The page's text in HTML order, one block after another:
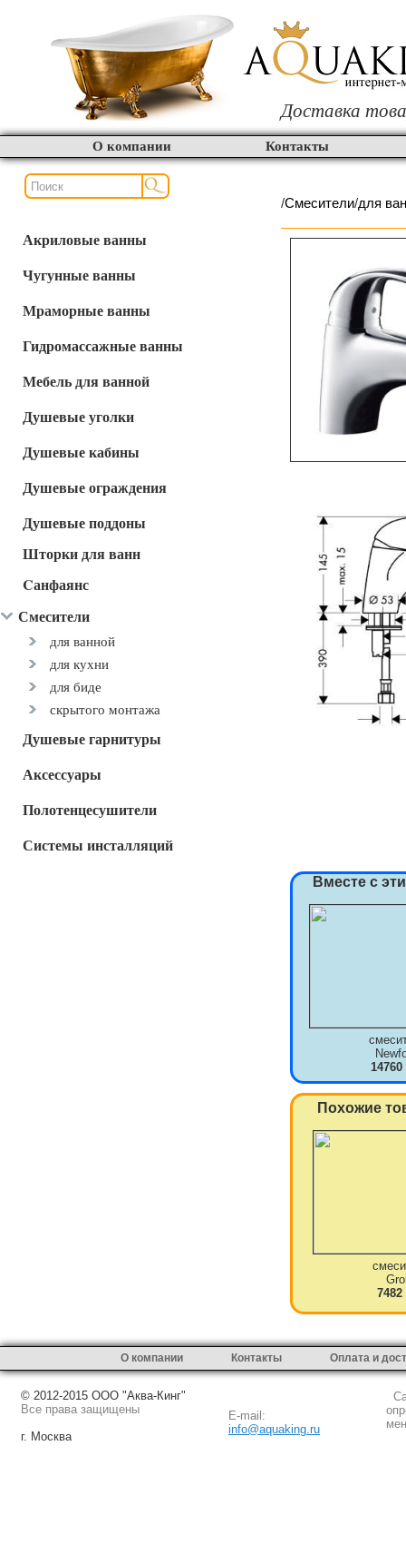
Доставка
О компании Контакты
Акриловые ванны
Чугунные ванны
Мраморные ванны
Гидромассажные ванны
Мебель для ванной
Душевые уголки
Душевые кабины
Душевые ограждения
Душевые поддоны
Шторки для ванн
Cанфаянс
Смесители
для ванной
для кухни
для биде
скрытого монтажа
Душевые гарнитуры
Аксессуары
Полотенцесушители
Системы инсталляций
/Смесители/для
Вместе с
14760
Похожие
7482
О компании Контакты Оплата и
© 2012-2015 ООО "Аква-Кинг"
Все права защищены
г. Москва
E-mail:
info@aquaking.ru